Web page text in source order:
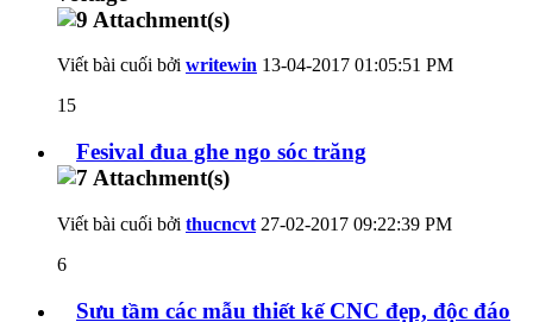
Viết bài cuối bởi writewin 13-04-2017 01:05:51 PM
15
Fesival đua ghe ngo sóc trăng
Viết bài cuối bởi thucncvt 27-02-2017 09:22:39 PM
6
Sưu tầm các mẫu thiết kế CNC đẹp, độc đáo